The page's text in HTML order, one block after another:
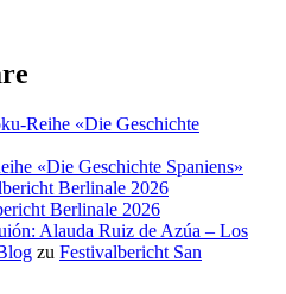
Reihe «Die Geschichte
«Die Geschichte Spaniens»
Berlinale 2026
Berlinale 2026
Alauda Ruiz de Azúa – Los
zu Festivalbericht San